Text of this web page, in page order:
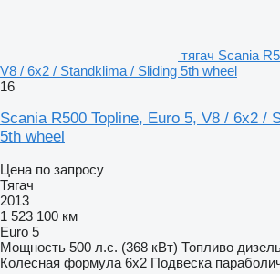
тягач Scania
V8 / 6x2 / Standklima / Sliding 5th wheel
16
Scania R500 Topline, Euro 5, V8 / 6x2 /
5th wheel
Цена по запросу
Тягач
2013
1 523 100 км
Euro 5
Мощность 500 л.с. (368 кВт) Топливо
Колесная формула 6x2 Подвеска